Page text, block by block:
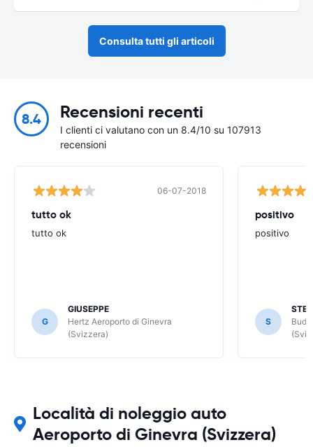
Consulta tutti gli articoli
8.4 Recensioni recenti
I clienti ci valutano con un 8.4/10 su 107913
recensioni
06-07-2018
tutto ok
tutto ok
G
GIUSEPPE
Hertz Aeroporto di Ginevra
(Svizzera)
positivo
positivo
S
Località di noleggio auto
Aeroporto di Ginevra (Svizzera)